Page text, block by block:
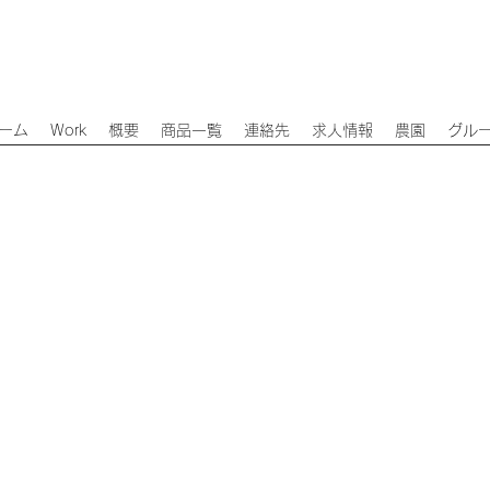
ム Work 概要 商品一覧 連絡先 求人情報 農園 グル